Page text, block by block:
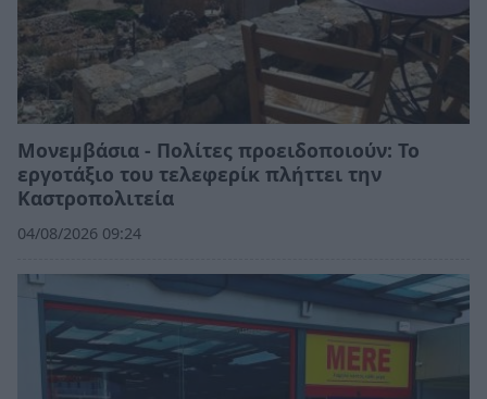
Μονεμβάσια - Πολίτες προειδοποιούν: Το
εργοτάξιο του τελεφερίκ πλήττει την
Καστροπολιτεία
04/08/2026 09:24